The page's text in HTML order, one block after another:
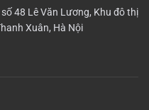
48 Lê Văn Lương, Khu đô thị
Xuân, Hà Nội